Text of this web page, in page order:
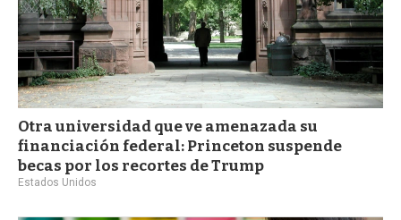
Otra universidad que ve amenazada su
financiación federal: Princeton suspende
becas por los recortes de Trump
Estados Unidos